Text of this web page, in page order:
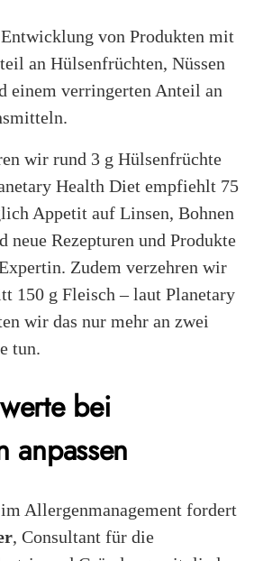
von Produkten mit
an Hülsenfrüchten, Nüssen
einem verringerten Anteil an
wir rund 3 g Hülsenfrüchte
Health Diet empfiehlt 75
Appetit auf Linsen, Bohnen
neue Rezepturen und Produkte
Zudem verzehren wir
150 g Fleisch – laut Planetary
wir das nur mehr an zwei
tun.
bei
anpassen
Allergenmanagement fordert
, Consultant für die